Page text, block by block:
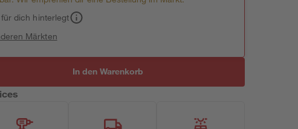
dich hinterlegt
Märkten
In den Warenkorb